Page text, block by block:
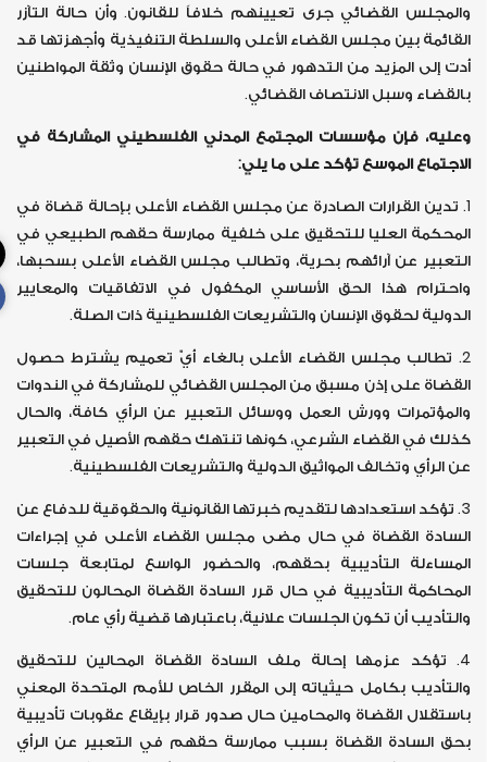
والمجلس القضائي جرى تعيينهم خلافاً للقانون. وأن حالة التآزر
القائمة بين مجلس القضاء الأعلى والسلطة التنفيذية وأجهزتها قد
أدت إلى المزيد من التدهور في حالة حقوق الإنسان وثقة المواطنين
بالقضاء وسبل الانتصاف القضائي.
وعليه، فإن مؤسسات المجتمع المدني الفلسطيني المشاركة في
الاجتماع الموسع تؤكد على ما يلي:
1. تدين القرارات الصادرة عن مجلس القضاء الأعلى بإحالة قضاة في
المحكمة العليا للتحقيق على خلفية ممارسة حقهم الطبيعي في
التعبير عن آرائهم بحرية، وتطالب مجلس القضاء الأعلى بسحبها،
واحترام هذا الحق الأساسي المكفول في الاتفاقيات والمعايير
الدولية لحقوق الإنسان والتشريعات الفلسطينية ذات الصلة.
2. تطالب مجلس القضاء الأعلى بالغاء أيّ تعميم يشترط حصول
القضاة على إذن مسبق من المجلس القضائي للمشاركة في الندوات
والمؤتمرات وورش العمل ووسائل التعبير عن الرأي كافة، والحال
كذلك في القضاء الشرعي، كونها تنتهك حقهم الأصيل في التعبير
عن الرأي وتخالف المواثيق الدولية والتشريعات الفلسطينية.
3. تؤكد استعدادها لتقديم خبرتها القانونية والحقوقية للدفاع عن
السادة القضاة في حال مضى مجلس القضاء الأعلى في إجراءات
المساءلة التأديبية بحقهم، والحضور الواسع لمتابعة جلسات
المحاكمة التأديبية في حال قرر السادة القضاة المحالون للتحقيق
والتأديب أن تكون الجلسات علانية، باعتبارها قضية رأي عام.
4. تؤكد عزمها إحالة ملف السادة القضاة المحالين للتحقيق
والتأديب بكامل حيثياته إلى المقرر الخاص للأمم المتحدة المعني
باستقلال القضاة والمحامين حال صدور قرار بإيقاع عقوبات تأديبية
بحق السادة القضاة بسبب ممارسة حقهم في التعبير عن الرأي